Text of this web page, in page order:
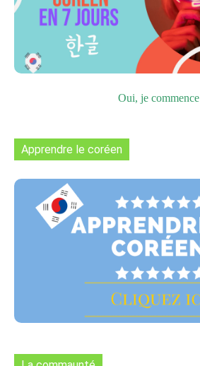
Oui, je commence
Apprendre le coréen